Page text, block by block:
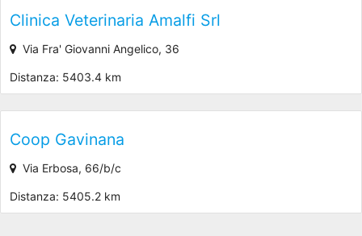
Clinica Veterinaria Amalfi Srl
Via Fra' Giovanni Angelico, 36
Distanza: 5403.4 km
Coop Gavinana
Via Erbosa, 66/b/c
Distanza: 5405.2 km